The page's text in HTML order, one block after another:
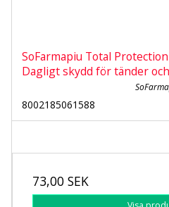
SoFarmapiu Total
Dagligt skydd för tänder
8002185061588
73,00 SEK